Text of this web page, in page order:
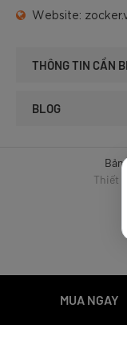
MUA NGAY
Website:
THÔNG TIN CẦN
BLOG
Bản
Thiết